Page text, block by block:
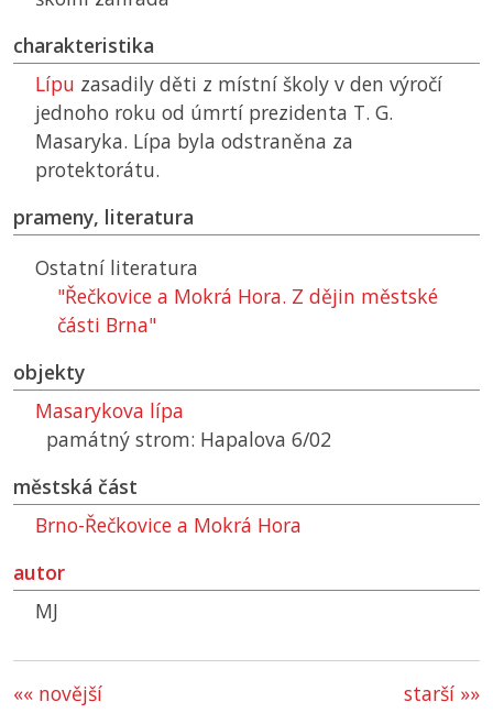
charakteristika
Lípu zasadily děti z místní školy v den výročí
jednoho roku od úmrtí prezidenta T. G.
Masaryka. Lípa byla odstraněna za
protektorátu.
prameny, literatura
Ostatní literatura
"Řečkovice a Mokrá Hora. Z dějin městské
části Brna"
objekty
Masarykova lípa
památný strom: Hapalova 6/02
městská část
Brno-Řečkovice a Mokrá Hora
autor
MJ
starší »»
«« novější